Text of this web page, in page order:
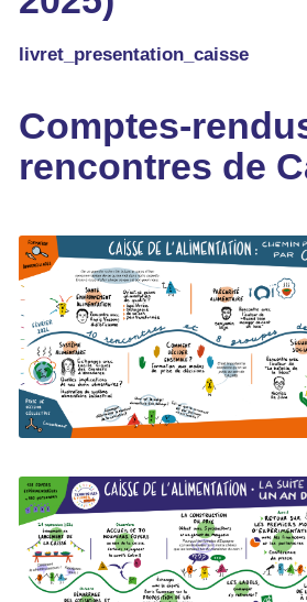
livret_presentation_caisse
Comptes-
rencontres de